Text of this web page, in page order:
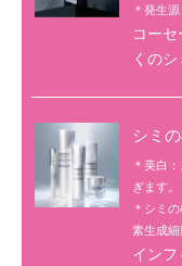
＊発生
コー
くの
シミ
＊美白
ぎます。
＊シミ
素生成
イン